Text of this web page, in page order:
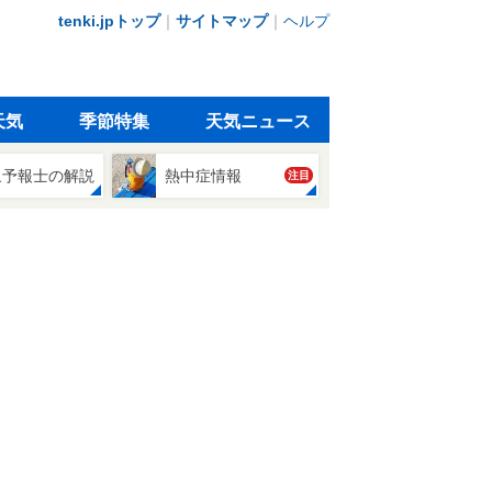
tenki.jpトップ｜ サイトマップ｜ ヘルプ
気 季節特集 天気ニュース
報士の解説 熱中症情報 注目